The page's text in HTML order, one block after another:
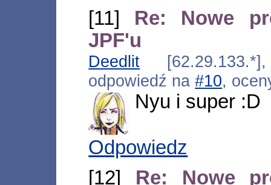
[11] Re: Nowe
JPF'u
Deedlit
odpowiedź na#10,
Nyu i super :D
Odpowiedz
[12] Re: Nowe